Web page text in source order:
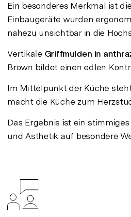
Ein besonderes Merkmal ist
Einbaugeräte wurden
nahezu unsichtbar in die
Vertikale Griffmulden in
Brown bildet einen edlen
Im Mittelpunkt der Küche
macht die Küche zum
Das Ergebnis ist ein
und Ästhetik auf besondere